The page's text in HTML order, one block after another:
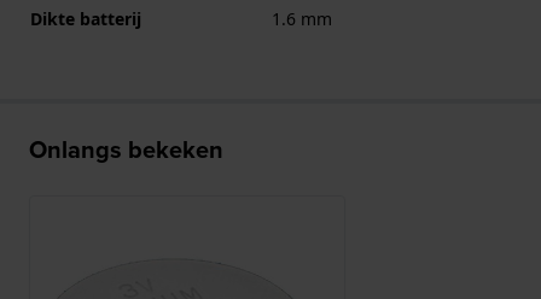
Dikte batterij
1.6 mm
Onlangs bekeken